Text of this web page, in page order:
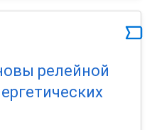
релейной